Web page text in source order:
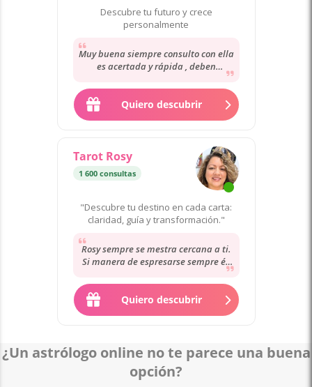
Descubre tu futuro y crece
personalmente
Muy buena siempre consulto con ella
es acertada y rápida , deben
dicho la verdad
Quiero descubrir
Tarot Rosy
1 600 consultas
"Descubre tu destino en cada carta:
claridad, guía y transformación."
Rosy sempre se mestra cercana a ti.
Si manera de espresarse sempre és
càlida. Me gusta tener una consulta
con...
Quiero descubrir
¿Un astrólogo online no te parece una buena
opción?